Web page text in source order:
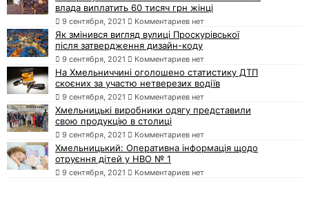
влада виплатить 60 тисяч грн жінці
9 сентября, 2021 Комментариев нет
Як змінився вигляд вулиці Проскурівської
після затвердження дизайн-коду
9 сентября, 2021 Комментариев нет
На Хмельниччині оголошено статистику ДТП
скоєних за участю нетверезих водіїв
9 сентября, 2021 Комментариев нет
Хмельницькі виробники одягу представили
свою продукцію в столиці
9 сентября, 2021 Комментариев нет
Хмельницький: Оперативна інформація щодо
отруєння дітей у НВО № 1
9 сентября, 2021 Комментариев нет